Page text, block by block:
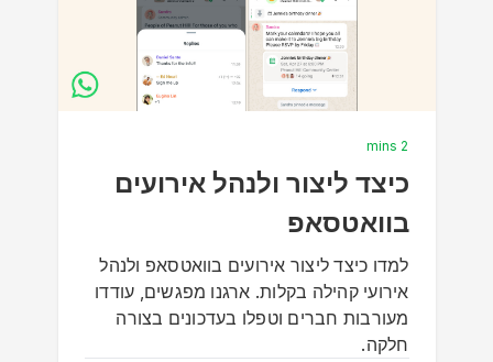
2 mins
כיצד ליצור ולנהל אירועים
בוואטסאפ
למדו כיצד ליצור אירועים בוואטסאפ ולנהל
אירועי קהילה בקלות. ארגנו מפגשים, עודדו
מעורבות חברים וטפלו בעדכונים בצורה
חלקה.